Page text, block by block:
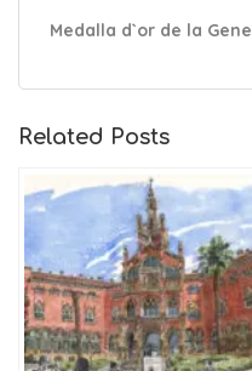
Medalla d`or de la
Related Posts